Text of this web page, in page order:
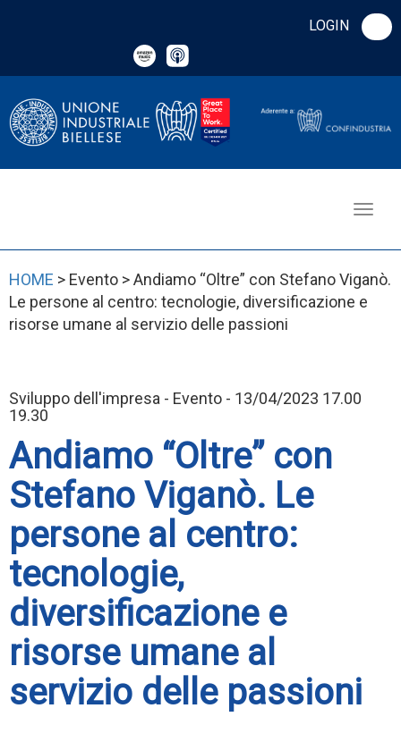
LOGIN
HOME > Evento > Andiamo “Oltre” con Stefano Viganò.
Le persone al centro: tecnologie, diversificazione e
risorse umane al servizio delle passioni
Sviluppo dell'impresa - Evento - 13/04/2023 17.00
19.30
Andiamo “Oltre” con
Stefano Viganò. Le
persone al centro:
tecnologie,
diversificazione e
risorse umane al
servizio delle passioni